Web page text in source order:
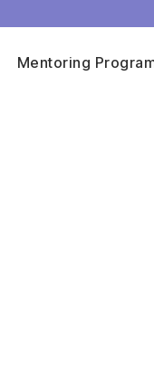
Mentoring